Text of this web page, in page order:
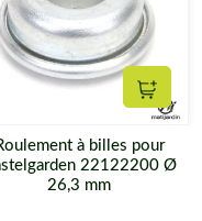
à billes pour
22122200 Ø
26,3 mm